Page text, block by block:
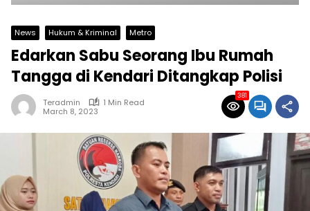
News Hukum & Kriminal Metro
Edarkan Sabu Seorang Ibu Rumah
Tangga di Kendari Ditangkap Polisi
Teradmin
1 Min Read
March 8, 2023
381